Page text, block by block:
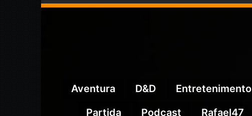
Aventura D&D Entretenimento
Partida
Podcast Rafael47